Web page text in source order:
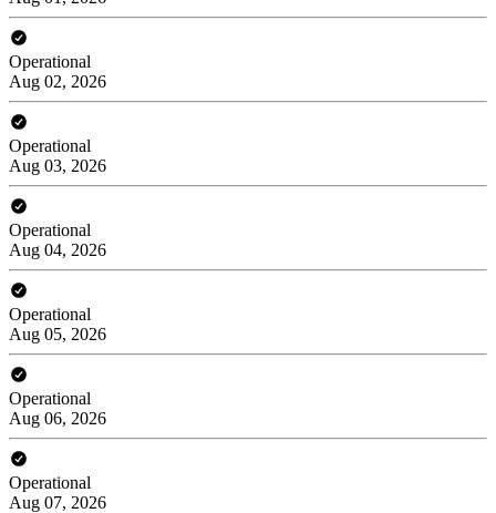
Operational
Aug 02, 2026
Operational
Aug 03, 2026
Operational
Aug 04, 2026
Operational
Aug 05, 2026
Operational
Aug 06, 2026
Operational
Aug 07, 2026